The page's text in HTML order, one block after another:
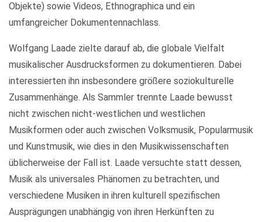
Objekte) sowie Videos, Ethnographica und ein
umfangreicher Dokumentennachlass.
Wolfgang Laade zielte darauf ab, die globale Vielfalt
musikalischer Ausdrucksformen zu dokumentieren. Dabei
interessierten ihn insbesondere größere soziokulturelle
Zusammenhänge. Als Sammler trennte Laade bewusst
nicht zwischen nicht-westlichen und westlichen
Musikformen oder auch zwischen Volksmusik, Popularmusik
und Kunstmusik, wie dies in den Musikwissenschaften
üblicherweise der Fall ist. Laade versuchte statt dessen,
Musik als universales Phänomen zu betrachten, und
verschiedene Musiken in ihren kulturell spezifischen
Ausprägungen unabhängig von ihren Herkünften zu